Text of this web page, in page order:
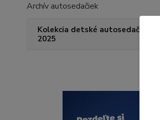
Archív autosedačiek
Kolekcia detské autosedačky
2025